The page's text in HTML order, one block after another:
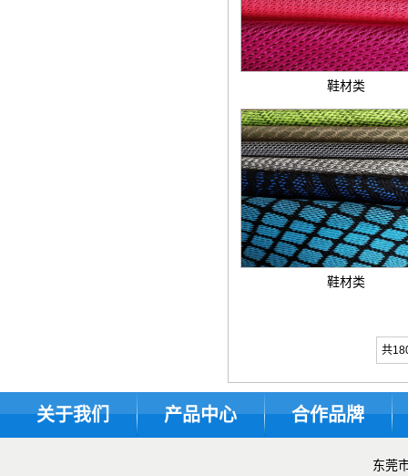
鞋材类
鞋材类
共
关于我们 产品中心 合作品牌
东莞